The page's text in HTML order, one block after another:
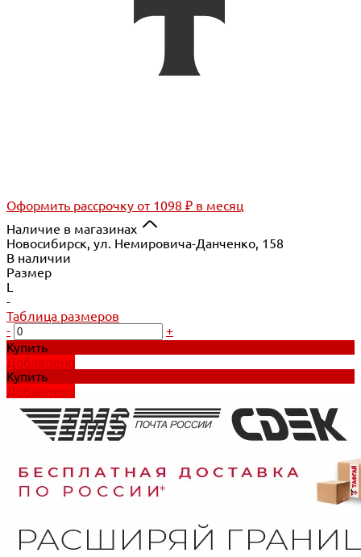
Оформить рассрочку от 1098 ₽ в месяц
Наличие в магазинах
Новосибирск, ул. Немировича-Данченко, 158
В наличии
Размер
L
-
Таблица размеров
-
+
Купить
Добавлено
Купить
Добавлено